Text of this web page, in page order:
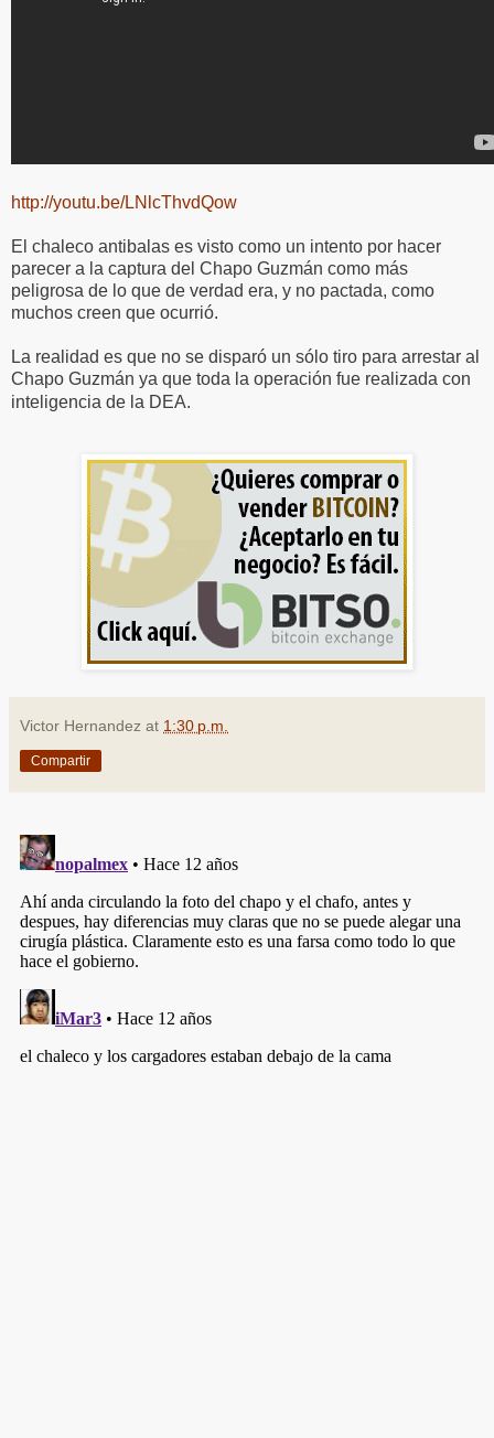
http://youtu.be/LNlcThvdQow
El chaleco antibalas es visto como un intento por hacer
parecer a la captura del Chapo Guzmán como más
peligrosa de lo que de verdad era, y no pactada, como
muchos creen que ocurrió.
La realidad es que no se disparó un sólo tiro para arrestar al
Chapo Guzmán ya que toda la operación fue realizada con
inteligencia de la DEA.
Victor Hernandez at 1:30 p.m.
Compartir